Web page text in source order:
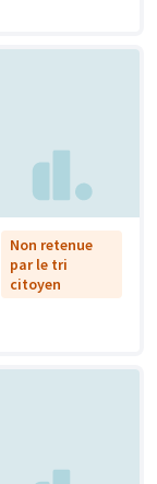
Non retenue
par le tri
citoyen